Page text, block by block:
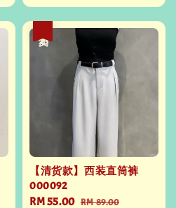
price
price
【清货款】西装直筒裤
000092
Sale
RM 55.00 Regular
RM 89.00